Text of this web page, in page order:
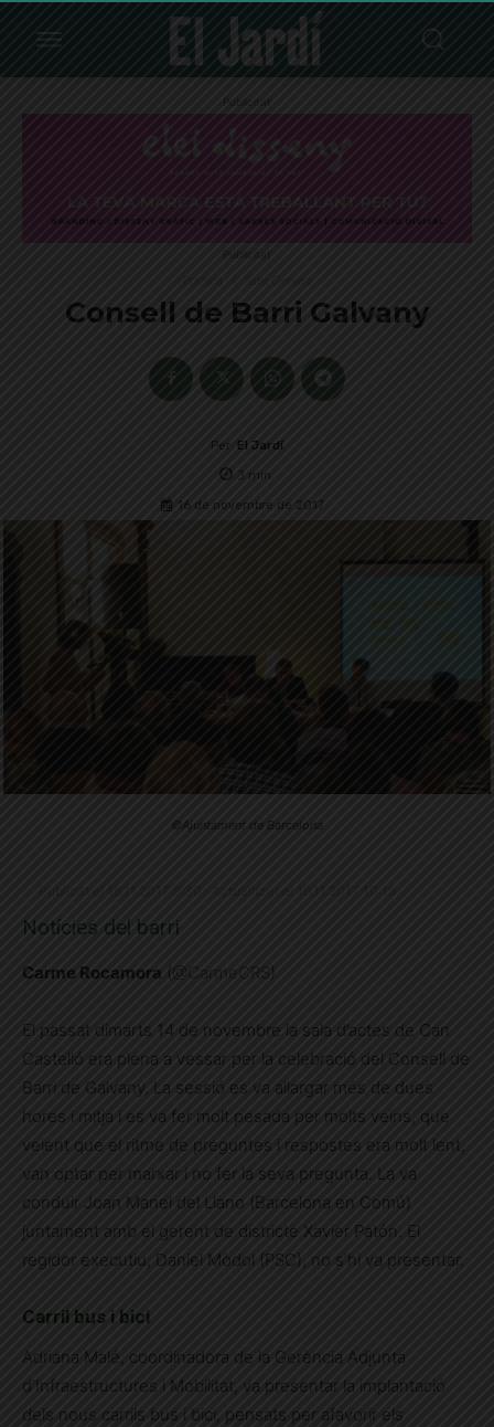
Publicitat
Publicitat
Consell de Barri Galvany
Per El Jardí
3 min.
16 de novembre de 2017
©Ajuntament de Barcelona
Notícies del barri
Carme Rocamora ( @CarmeCRS
El passat dimarts 14 de novembre la sala d’actes de Can
Castelló era plena a vessar per la celebració del Consell de
Barri de Galvany. La sessió es va allargar més de dues
hores i mitja i es va fer molt pesada per molts veïns, que
veient que el ritme de preguntes i respostes era molt lent,
van optar per marxar i no fer la seva pregunta. La va
conduir Joan Manel del Llano (Barcelona en Comú)
juntament amb el gerent de districte Xavier Patón. El
regidor executiu, Daniel Mòdol (PSC), no s’hi va presentar.
Carril bus i bici
Adriana Malé, coordinadora de la Gerència Adjunta
d’Infraestructures i Mobilitat, va presentar la implantació
dels nous carrils bus i bici, pensats per afavorir els